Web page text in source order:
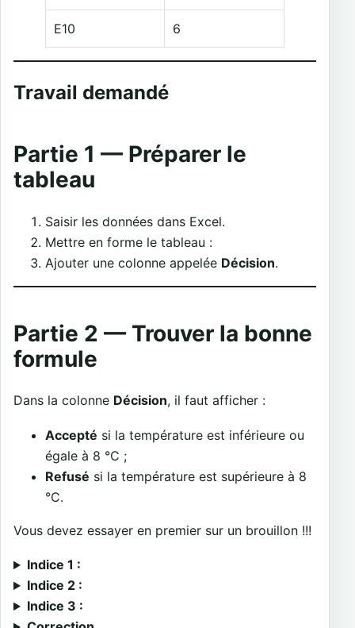
E10 6
Travail demandé
Partie 1 — Préparer le
tableau
Saisir les données dans Excel.
Mettre en forme le tableau :
Ajouter une colonne appelée Décision.
Partie 2 — Trouver la bonne
formule
Dans la colonne Décision, il faut afficher :
Accepté si la température est inférieure ou
égale à 8 °C ;
Refusé si la température est supérieure à 8
°C.
Vous devez essayer en premier sur un brouillon !!!
Indice 1 :
Indice 2 :
Indice 3 :